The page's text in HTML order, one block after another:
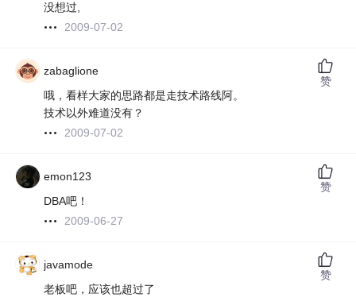
没想过,
2009-07-02
zabaglione
哦，看样大家的思路都是走技术路线阿。
技术以外难道没有？
2009-07-02
赞
emon123
DBA吧！
2009-06-27
赞
javamode
老板吧，应该也超过了
赞